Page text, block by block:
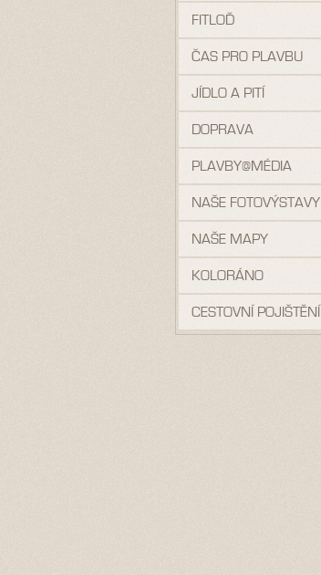
FITLOĎ
ČAS PRO PLAVBU
JÍDLO A PITÍ
DOPRAVA
PLAVBY@MÉDIA
NAŠE FOTOVÝSTAVY
NAŠE MAPY
KOLORÁNO
CESTOVNÍ POJIŠTĚNÍ